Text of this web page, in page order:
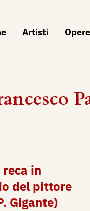
Artisti Opere
in
del pittore
Gigante)